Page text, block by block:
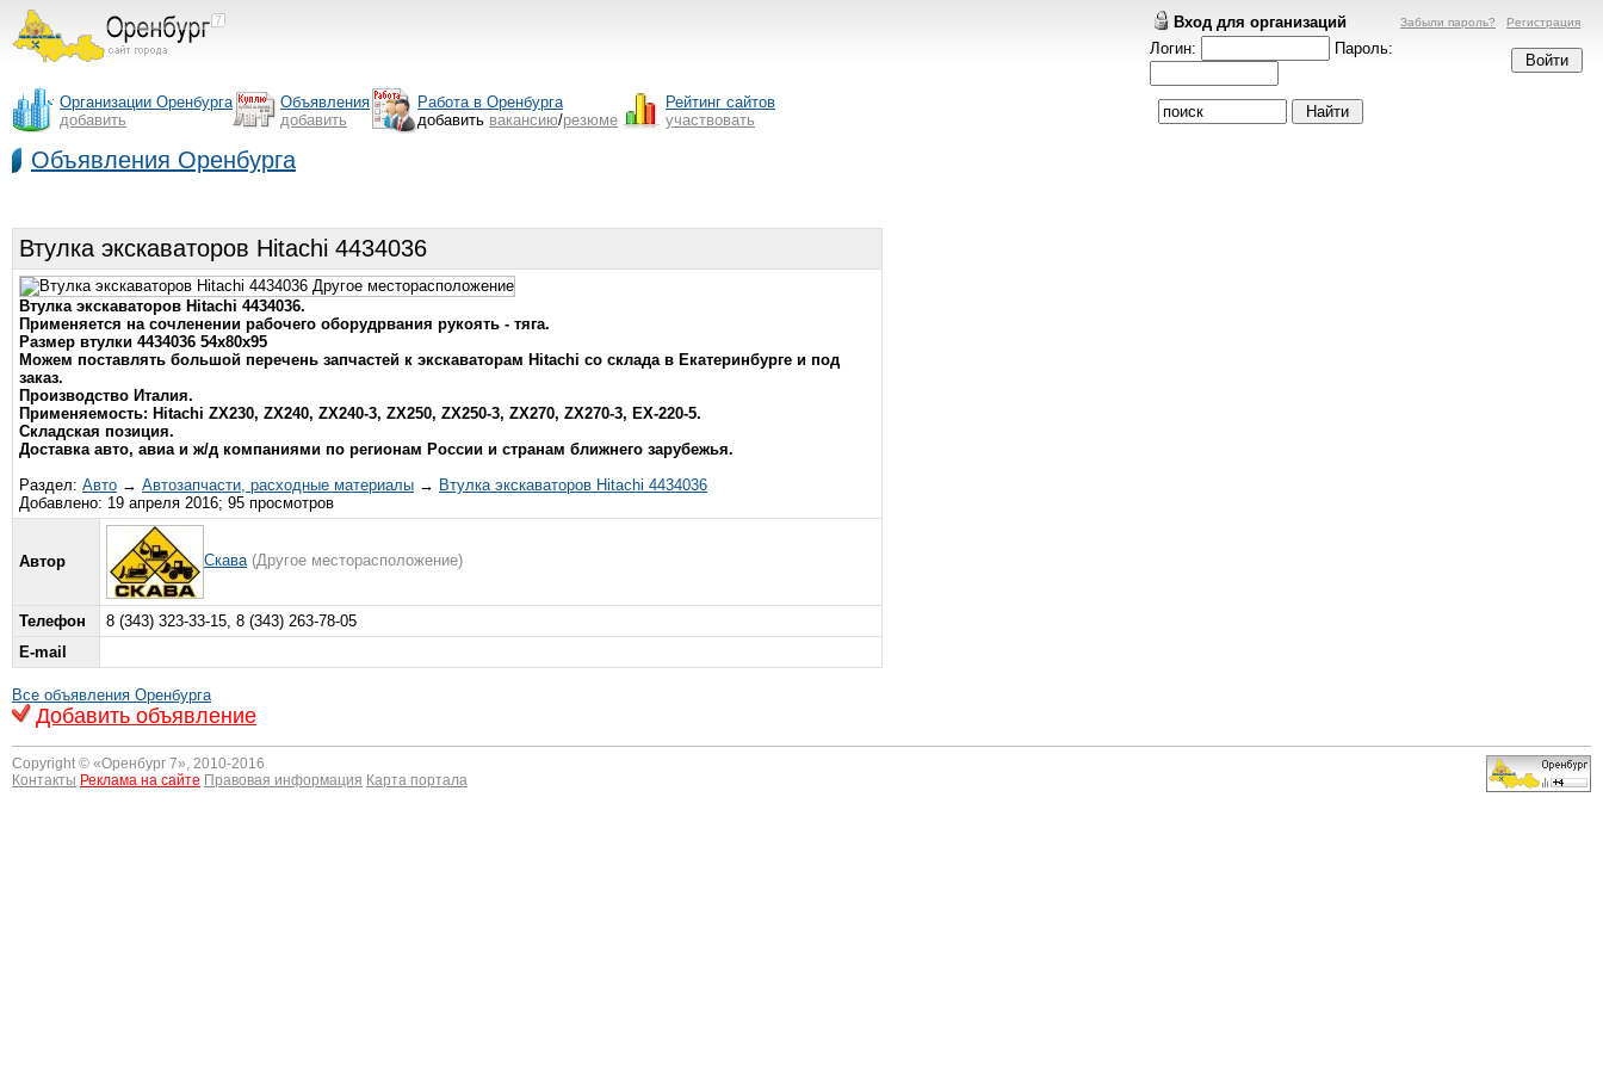
Вход для организаций Забыли пароль? Регистрация
Логин: Пароль:
Организации Оренбурга
добавить
Объявления
добавить
Работа в Оренбурга
добавить вакансию/резюме
Рейтинг сайтов
участвовать
Объявления Оренбурга
Втулка экскаваторов Hitachi 4434036
Втулка экскаваторов Hitachi 4434036.
Применяется на сочленении рабочего оборудрвания рукоять - тяга.
Размер втулки 4434036 54х80х95
Можем поставлять большой перечень запчастей к экскаваторам Hitachi со склада в Екатеринбурге и под
заказ.
Производство Италия.
Применяемость: Hitachi ZX230, ZX240, ZX240-3, ZX250, ZX250-3, ZX270, ZX270-3, EX-220-5.
Складская позиция.
Доставка авто, авиа и ж/д компаниями по регионам России и странам ближнего зарубежья.
Раздел: Авто → Автозапчасти, расходные материалы → Втулка экскаваторов Hitachi 4434036
Добавлено: 19 апреля 2016; 95 просмотров
Автор Скава (Другое месторасположение)
Телефон
8 (343) 323-33-15, 8 (343) 263-78-05
E-mail
Все объявления Оренбурга
Добавить объявление
Copyright © «Оренбург 7», 2010-2016
Контакты Реклама на сайте Правовая информация Карта портала